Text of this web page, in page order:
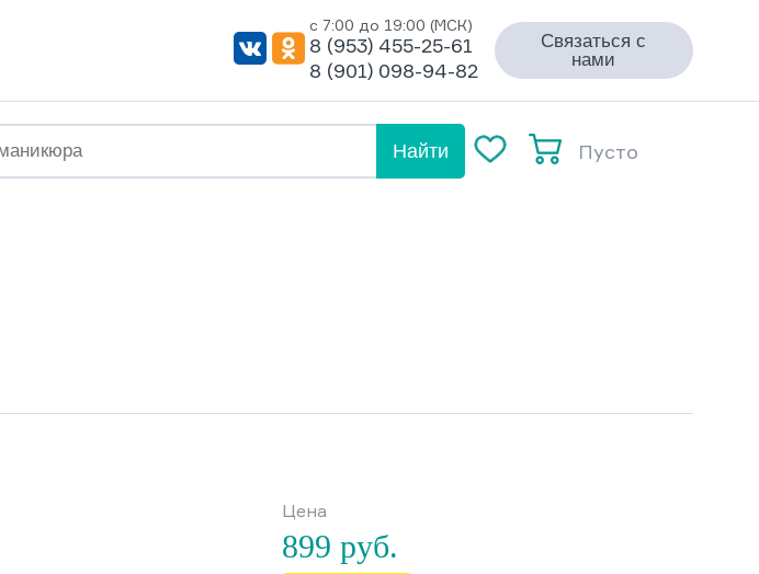
с 7:00 до 19:00 (МСК)
8 (953) 455-25-61
8 (901) 098-94-82
Связаться с
нами
Найти Пусто
Цена
899 руб.